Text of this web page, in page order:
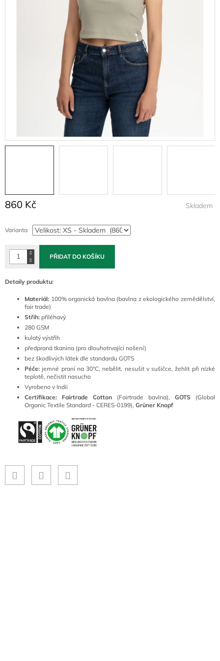
860 Kč
cena:
Skladem
Varianta
PŘIDAT DO KOŠÍKU
Detaily produktu:
Materiál: 100% organická bavlna (bavlna z ekologického zemědělství,
fair trade)
Střih: přiléhavý
280 GSM
kulatý výstřih
předpraná tkanina (pro dlouhotrvající nošení)
bez škodlivých látek dle standardu GOTS
Péče: jemné praní na 30°C, nebělit, nesušit v sušičce, žehlit při nízké
teplotě, nečistit nasucho
Vyrobeno v Indii
Certifikace: Fairtrade Cotton (Fairtrade bavlna), GOTS
(Global
Organic Textile Standard - CERES-0199), Grüner Knopf